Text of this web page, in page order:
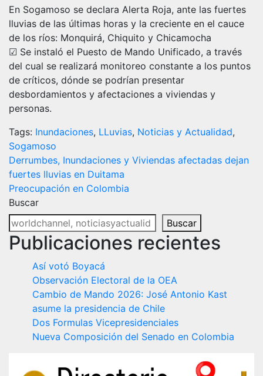
En Sogamoso se declara Alerta Roja, ante las fuertes
lluvias de las últimas horas y la creciente en el cauce
de los ríos: Monquirá, Chiquito y Chicamocha
☑ Se instaló el Puesto de Mando Unificado, a través
del cual se realizará monitoreo constante a los puntos
de críticos, dónde se podrían presentar
desbordamientos y afectaciones a viviendas y
personas.
Tags: Inundaciones, LLuvias, Noticias y Actualidad,
Sogamoso
Navegación
de
entradas
Derrumbes, Inundaciones y Viviendas afectadas dejan
fuertes lluvias en Duitama
Preocupación en Colombia
Buscar
Buscar
Publicaciones recientes
Así votó Boyacá
Observación Electoral de la OEA
Cambio de Mando 2026: José Antonio Kast
asume la presidencia de Chile
Dos Formulas Vicepresidenciales
Nueva Composición del Senado en Colombia